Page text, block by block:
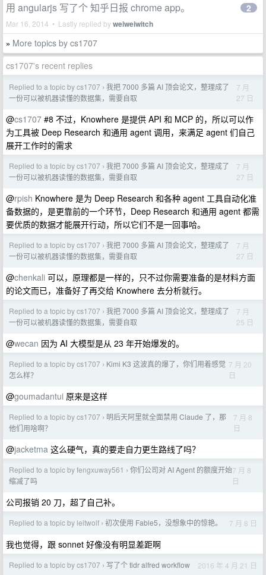
用 angularjs 写了个 知乎日报 chrome app。
Mar 16, 2014 • Lastly replied byweiweiwitch
2
» More topics by cs1707
cs1707's recent replies
Replied to a topic by cs1707 › 我把 7000 多篇 AI 顶会论文，整理成了
一份可以被机器读懂的数据集，需要自取
7 月
27 日
@cs1707 #8 不过，Knowhere 是提供 API 和 MCP 的，所以可以作
为工具被 Deep Research 和通用 agent 调用，来满足 agent 们自己
展开工作时的需求
Replied to a topic by cs1707 › 我把 7000 多篇 AI 顶会论文，整理成了
一份可以被机器读懂的数据集，需要自取
7 月
27 日
@rpish Knowhere 是为 Deep Research 和各种 agent 工具自动化准
备数据的，是更靠前的一个环节，Deep Research 和通用 agent 都需
要优质的数据才能展开行动，所以它们不是一回事哈。
Replied to a topic by cs1707 › 我把 7000 多篇 AI 顶会论文，整理成了
一份可以被机器读懂的数据集，需要自取
7 月
27 日
@chenkali 可以，原理都是一样的，只不过你需要准备的是材料方面
的论文而已，准备好了再交给 Knowhere 去分析就行。
Replied to a topic by cs1707 › 我把 7000 多篇 AI 顶会论文，整理成了
一份可以被机器读懂的数据集，需要自取
7 月
25 日
@wecan 因为 AI 大模型是从 23 年开始爆发的。
Replied to a topic by cs1707 › Kimi K3 这波真的爆了，你们用着感觉
怎么样？
7 月 20
日
@goumadantui 原来是这样
Replied to a topic by cs1707 › 明后天阿里就全面禁用 Claude 了，那
他们用啥啊？
7 月 8
日
@jacketma 这么硬气，真的要走自力更生路线了吗？
Replied to a topic by fengxuway561 › 你们公司对 AI Agent 的额度开始
缩减了吗
7 月 8
日
公司报销 20 刀，超了自己补。
Replied to a topic by leitwolf › 初次使用 Fable5，没想象中的惊艳。 7 月 8 日
我也觉得，跟 sonnet 好像没有明显差距啊
Replied to a topic by cs1707 › 写了个 tldr alfred workflow 2016 年 4 月 21 日